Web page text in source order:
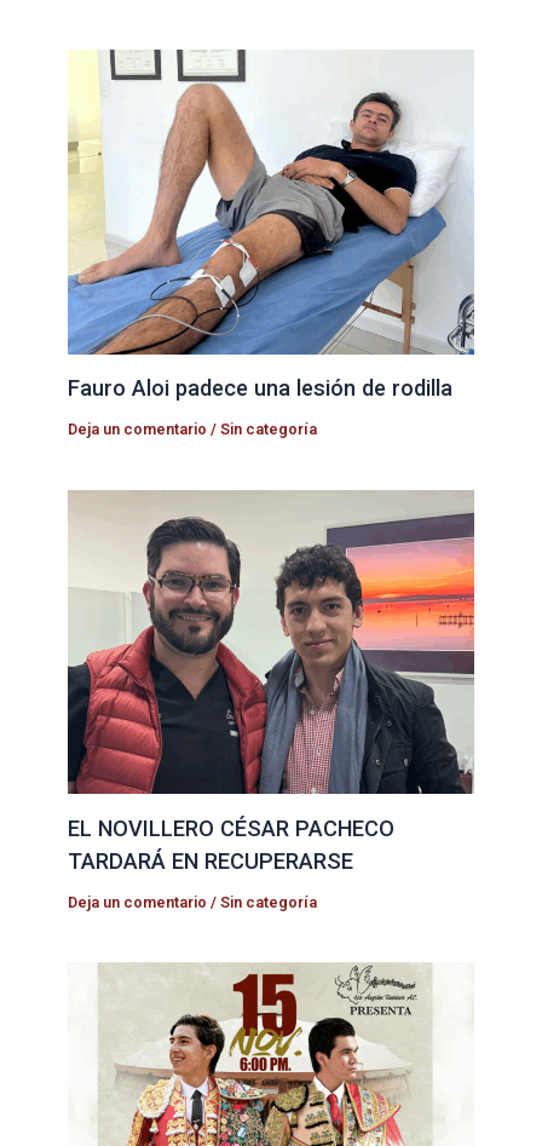
Fauro Aloi padece una lesión de rodilla
Deja un comentario /Sin categoría
EL NOVILLERO CÉSAR PACHECO
TARDARÁ EN RECUPERARSE
Deja un comentario /Sin categoría